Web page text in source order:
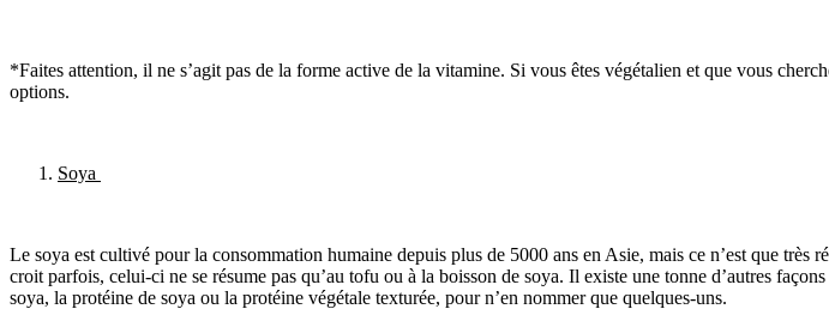
*Faites attention, il ne s’agit pas de la forme active de la vitamine. Si vous êtes végétalien et que vous
options.
Soya
Le soya est cultivé pour la consommation humaine depuis plus de 5000 ans en Asie, mais ce n’est que très
croit parfois, celui-ci ne se résume pas qu’au tofu ou à la boisson de soya. Il existe une tonne d’autres
soya, la protéine de soya ou la protéine végétale texturée, pour n’en nommer que quelques-uns.